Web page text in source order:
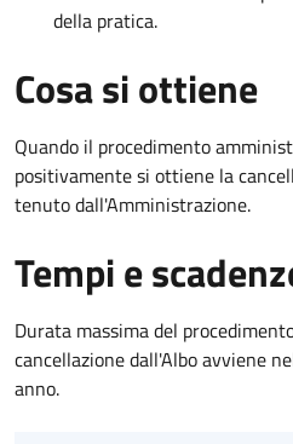
della pratica.
Cosa si ottiene
Quando il procedimento
positivamente si ottiene la
tenuto dall'Amministrazione.
Tempi e
Durata massima del
cancellazione dall'Albo avviene
anno.